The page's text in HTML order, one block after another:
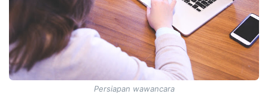
Persiapan wawancara